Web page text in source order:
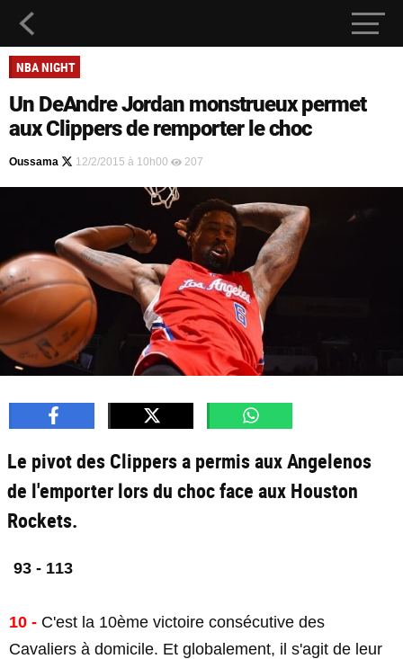
NBA NIGHT
Un DeAndre Jordan monstrueux permet
aux Clippers de remporter le choc
Oussama 12/2/2015 à 10h00 207
Le pivot des Clippers a permis aux Angelenos
de l'emporter lors du choc face aux Houston
Rockets.
93 - 113
10 - C'est la 10ème victoire consécutive des
Cavaliers à domicile. Et globalement, il s'agit de leur